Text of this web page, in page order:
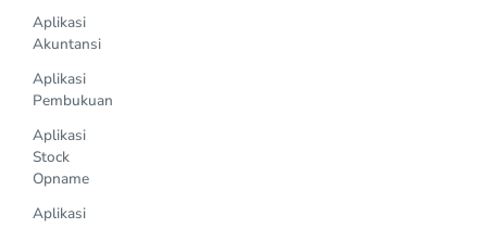
Aplikasi
Akuntansi
Aplikasi
Pembukuan
Aplikasi
Stock
Opname
Aplikasi